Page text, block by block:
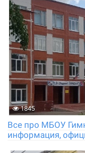
1845
Все про МБОУ
информация,